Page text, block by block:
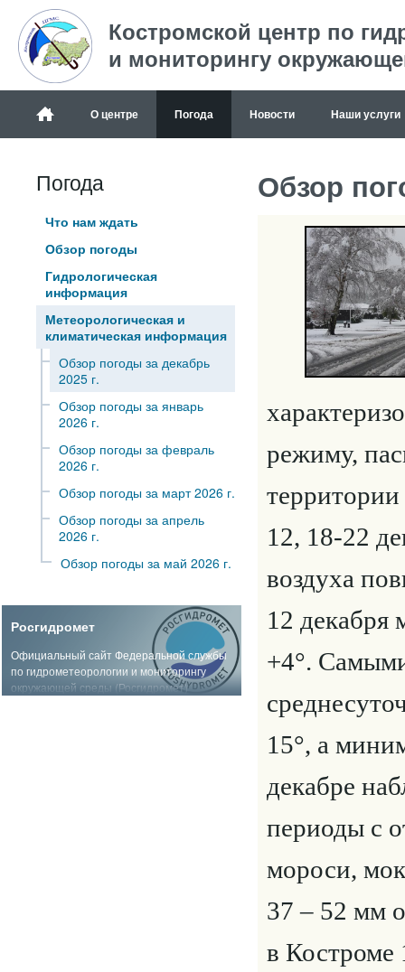
Костромской центр по
и мониторингу
О центре Погода Новости Наши услуги
Обзор
режиму,
12, 18-22
воздуха
12 декабря
+4°.
15°, а
декабре
периоды с
мороси,
37 – 52 мм
в Костроме
Погода
Что нам ждать
Обзор погоды
Гидрологическая
информация
Метеорологическая и
климатическая информация
Обзор погоды за декабрь
2025 г.
Обзор погоды за январь
2026 г.
Обзор погоды за февраль
2026 г.
Обзор погоды за март 2026 г.
Обзор погоды за апрель
2026 г.
Обзор погоды за май 2026 г.
Росгидромет
Официальный сайт Федеральной службы
по гидрометеорологии и мониторингу
окружающей среды (Росгидромет)